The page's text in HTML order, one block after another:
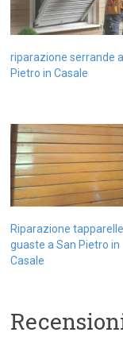
riparazione serrande
Pietro in Casale
Riparazione tapparelle
guaste a San Pietro in
Casale